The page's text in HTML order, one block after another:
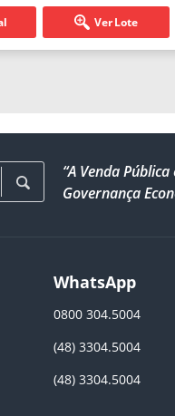
Ver Lote
“A Venda
Governança
WhatsApp
0800 304.5004
(48) 3304.5004
(48) 3304.5004